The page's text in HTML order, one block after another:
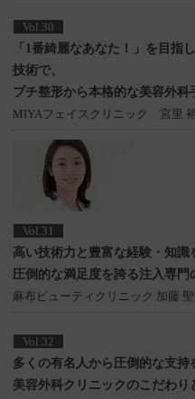
Vol.30
「1番綺麗なあなた！」を目指
技術で、
プチ整形から本格的な美容外科
MIYAフェイスクリニック 宮里
Vol.31
高い技術力と豊富な経験・知識
圧倒的な満足度を誇る注入専門
麻布ビューティクリニック 加藤
Vol.32
多くの有名人から圧倒的な支持
美容外科クリニックのこだわり